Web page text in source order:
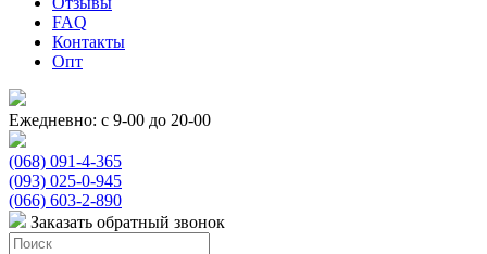
FAQ
Контакты
Опт
Ежедневно: с 9-00 до 20-00
(068) 091-4-365
(093) 025-0-945
(066) 603-2-890
Заказать обратный звонок